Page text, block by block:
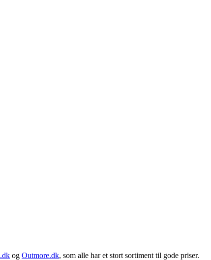
og Outmore.dk, som alle har et stort sortiment til gode priser.